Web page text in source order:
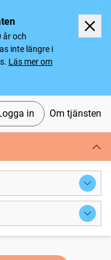
år och
inte längre i
Läs mer om
in Om tjänsten